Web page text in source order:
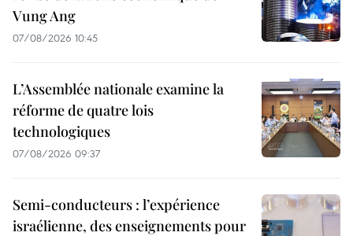
Vung Ang
07/08/2026 10:45
L’Assemblée nationale examine la
réforme de quatre lois
technologiques
07/08/2026 09:37
Semi-conducteurs : l’expérience
israélienne, des enseignements pour